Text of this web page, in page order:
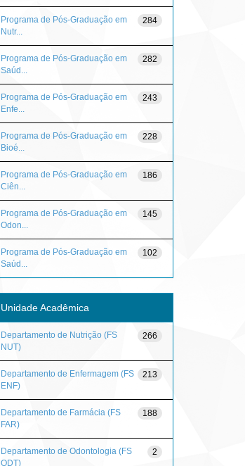
284
Programa de Pós-Graduação em
Nutr...
282
Programa de Pós-Graduação em
Saúd...
243
Programa de Pós-Graduação em
Enfe...
228
Programa de Pós-Graduação em
Bioé...
186
Programa de Pós-Graduação em
Ciên...
145
Programa de Pós-Graduação em
Odon...
102
Programa de Pós-Graduação em
Saúd...
Unidade Acadêmica
266
Departamento de Nutrição (FS
NUT)
213
Departamento de Enfermagem (FS
ENF)
188
Departamento de Farmácia (FS
FAR)
2
Departamento de Odontologia (FS
ODT)